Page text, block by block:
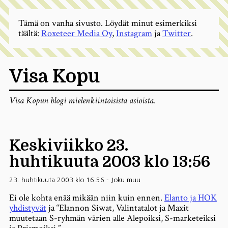
Visa Kopu
Visa Kopun blogi mielenkiintoisista asioista.
Keskiviikko 23.
huhtikuuta 2003 klo 13:56
23. huhtikuuta 2003 klo 16.56 - Joku muu
Ei ole kohta enää mikään niin kuin ennen. Elanto ja HOK
yhdistyvätja “Elannon Siwat, Valintatalot ja Maxit
muutetaan S-ryhmän värien alle Alepoiksi, S-marketeiksi
Tämä on vanha sivusto. Löydät minut esimerkiksi
täältä: Roxeteer Media Oy,InstagramjaTwitter.